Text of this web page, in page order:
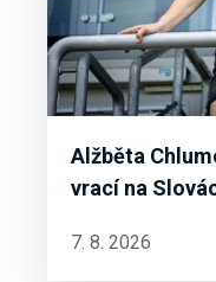
Alžběta
vrací na
7. 8. 2026